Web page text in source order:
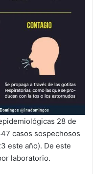
28 de
casos sospechosos
este año). De este
laboratorio.